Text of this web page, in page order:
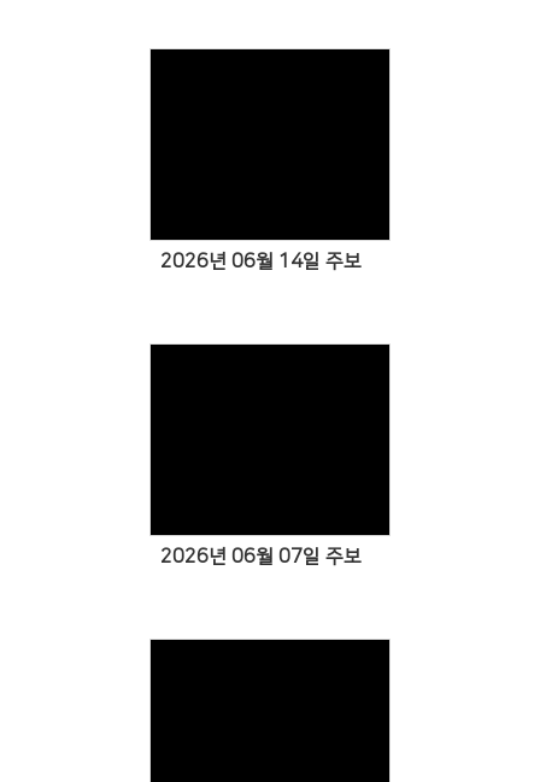
2026년 06월 14일 주보
2026년 06월 07일 주보